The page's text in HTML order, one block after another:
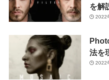
を解
2022
法を
2022